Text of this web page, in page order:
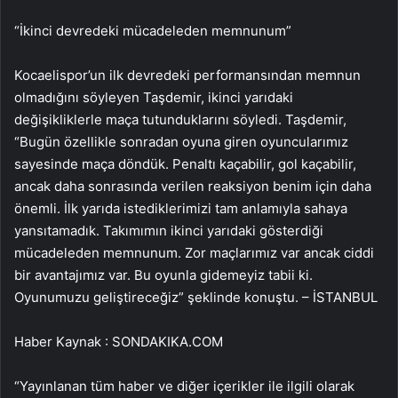
“İkinci devredeki mücadeleden memnunum”
Kocaelispor’un ilk devredeki performansından memnun
olmadığını söyleyen Taşdemir, ikinci yarıdaki
değişikliklerle maça tutunduklarını söyledi. Taşdemir,
“Bugün özellikle sonradan oyuna giren oyuncularımız
sayesinde maça döndük. Penaltı kaçabilir, gol kaçabilir,
ancak daha sonrasında verilen reaksiyon benim için daha
önemli. İlk yarıda istediklerimizi tam anlamıyla sahaya
yansıtamadık. Takımımın ikinci yarıdaki gösterdiği
mücadeleden memnunum. Zor maçlarımız var ancak ciddi
bir avantajımız var. Bu oyunla gidemeyiz tabii ki.
Oyunumuzu geliştireceğiz” şeklinde konuştu. – İSTANBUL
Haber Kaynak : SONDAKIKA.COM
“Yayınlanan tüm haber ve diğer içerikler ile ilgili olarak